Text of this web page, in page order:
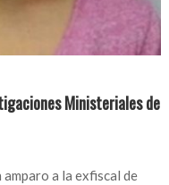
Ministeriales de
a la exfiscal de